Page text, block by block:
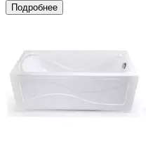
Подробнее